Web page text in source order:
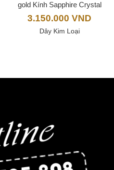
gold Kính Sapphire Crystal
3.150.000VND
Dây Kim Loại